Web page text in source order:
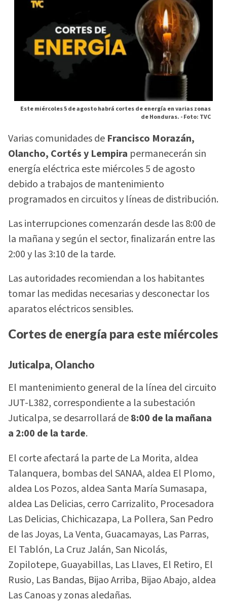
Este miércoles 5 de agosto habrá cortes de energía en varias zonas
de Honduras. -Foto: TVC
Varias comunidades de Francisco Morazán,
Olancho, Cortés y Lempira permanecerán sin
energía eléctrica este miércoles 5 de agosto
debido a trabajos de mantenimiento
programados en circuitos y líneas de distribución.
Las interrupciones comenzarán desde las 8:00 de
la mañana y según el sector, finalizarán entre las
2:00 y las 3:10 de la tarde.
Las autoridades recomiendan a los habitantes
tomar las medidas necesarias y desconectar los
aparatos eléctricos sensibles.
Cortes de energía para este miércoles
Juticalpa, Olancho
El mantenimiento general de la línea del circuito
JUT-L382, correspondiente a la subestación
Juticalpa, se desarrollará de8:00 de la mañana
a 2:00 de la tarde.
El corte afectará la parte de La Morita, aldea
Talanquera, bombas del SANAA, aldea El Plomo,
aldea Los Pozos, aldea Santa María Sumasapa,
aldea Las Delicias, cerro Carrizalito, Procesadora
Las Delicias, Chichicazapa, La Pollera, San Pedro
de las Joyas, La Venta, Guacamayas, Las Parras,
El Tablón, La Cruz Jalán, San Nicolás,
Zopilotepe, Guayabillas, Las Llaves, El Retiro, El
Rusio, Las Bandas, Bijao Arriba, Bijao Abajo, aldea
Las Canoas y zonas aledañas.